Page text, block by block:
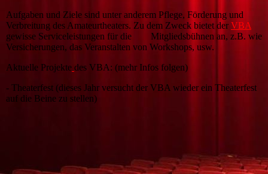
Aufgaben und Ziele sind unter anderem Pflege, Förderung und
Verbreitung des Amateurtheaters. Zu dem Zweck bietet der VBA
gewisse Serviceleistungen für die Mitgliedsbühnen an, z.B. wie
Versicherungen, das Veranstalten von Workshops, usw.
Aktuelle Projekte des VBA: (mehr Infos folgen)
- Theaterfest (dieses Jahr versucht der VBA wieder ein Theaterfest
auf die Beine zu stellen)